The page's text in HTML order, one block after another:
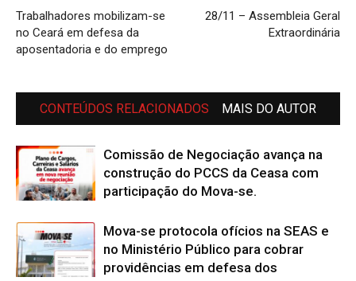
Trabalhadores mobilizam-se
no Ceará em defesa da
aposentadoria e do emprego
28/11 – Assembleia Geral
Extraordinária
CONTEÚDOS RELACIONADOS MAIS DO AUTOR
Comissão de Negociação avança na
construção do PCCS da Ceasa com
participação do Mova-se.
Mova-se protocola ofícios na SEAS e
no Ministério Público para cobrar
providências em defesa dos